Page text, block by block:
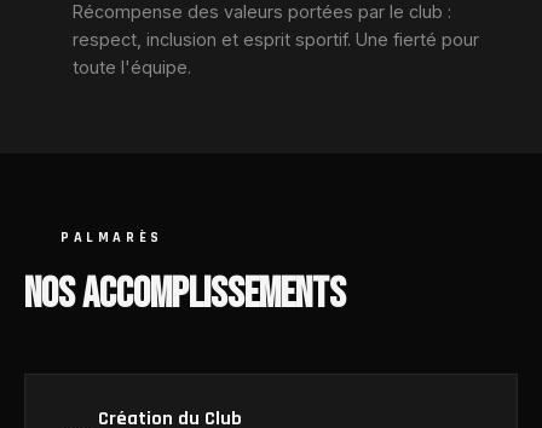
Récompense des valeurs portées par le club :
respect, inclusion et esprit sportif. Une fierté pour
toute l'équipe.
PALMARÈS
NOS ACCOMPLISSEMENTS
Création du Club